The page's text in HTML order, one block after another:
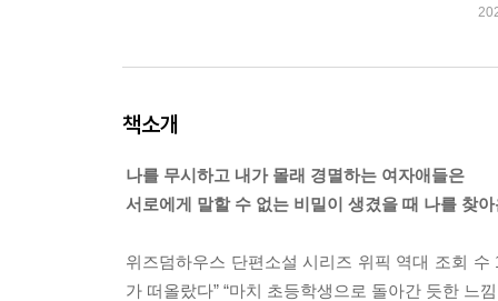
책소개
나를 무시하고 내가 몰래 경멸하는 여자애들은
서로에게 말할 수 없는 비밀이 생겼을 때 나를 찾
위즈덤하우스 단편소설 시리즈 위픽 역대 조회
가 떠올랐다” “마치 초등학생으로 돌아간 듯한 느